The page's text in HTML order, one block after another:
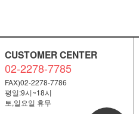
CUSTOMER CENTER
02-2278-7785
FAX)02-2278-7786
평일:9시~18시
토,일요일 휴무